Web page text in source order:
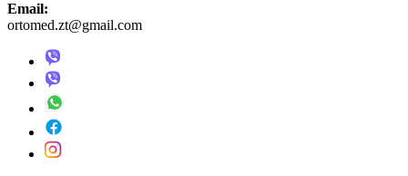
Email:
ortomed.zt@gmail.com